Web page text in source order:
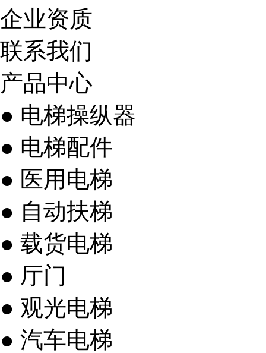
企业资质
联系我们
产品中心
● 电梯操纵器
● 电梯配件
● 医用电梯
● 自动扶梯
● 载货电梯
● 厅门
● 观光电梯
● 汽车电梯